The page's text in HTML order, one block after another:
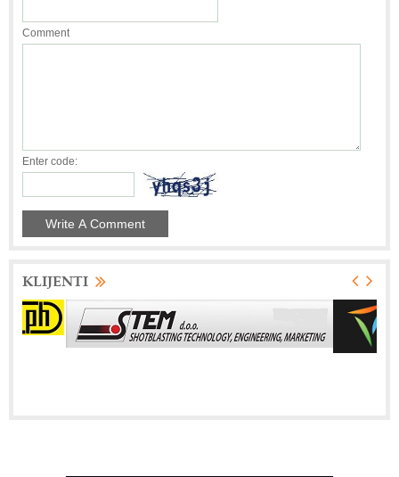
Comment
Enter code:
KLIJENTI